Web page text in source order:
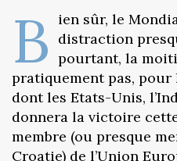
B
ien sûr, le
distraction
pourtant, la
pratiquement pas, pour
dont les Etats-Unis,
donnera la victoire
membre (ou presque
Croatie) de l’Union